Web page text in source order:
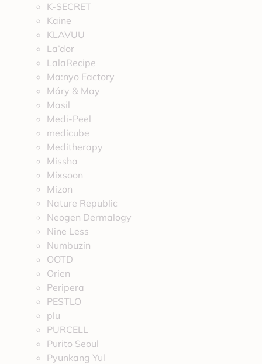
K-SECRET
Kaine
KLAVUU
La’dor
LalaRecipe
Ma:nyo Factory
Máry & May
Masil
Medi-Peel
medicube
Meditherapy
Missha
Mixsoon
Mizon
Nature Republic
Neogen Dermalogy
Nine Less
Numbuzin
OOTD
Orien
Peripera
PESTLO
plu
PURCELL
Purito Seoul
Pyunkang Yul